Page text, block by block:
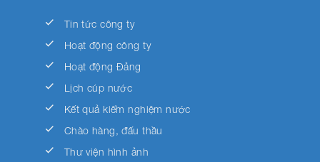
done Tin tức công ty
done Hoạt động công ty
done Hoạt động Đảng
done Lịch cúp nước
done Kết quả kiểm nghiệm nước
done Chào hàng, đấu thầu
done Thư viện hình ảnh